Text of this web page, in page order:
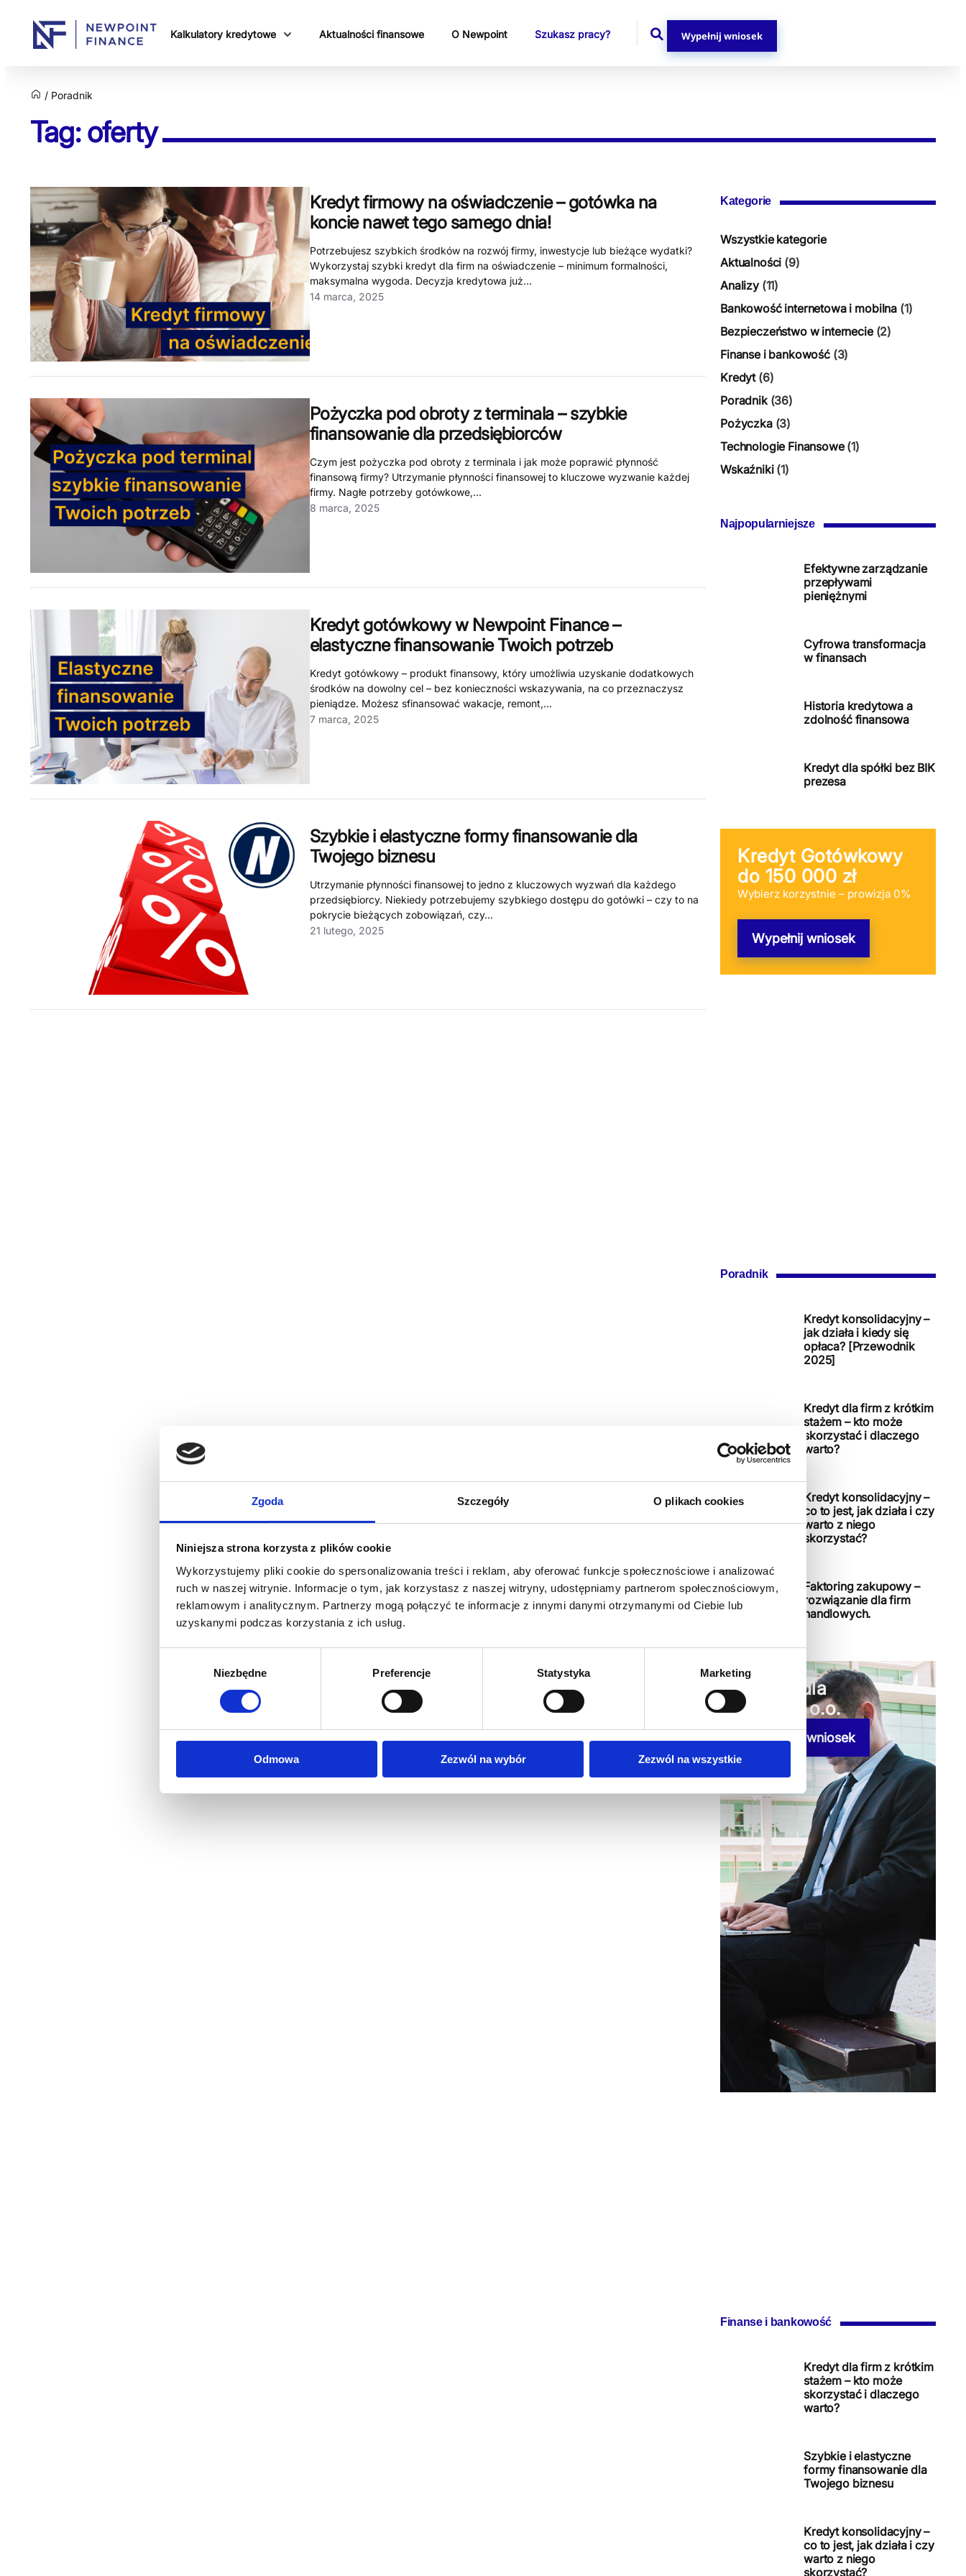
Zgoda Szczegóły O plikach cookies
Niniejsza strona korzysta z plików cookie
Wykorzystujemy pliki cookie do spersonalizowania treści i reklam, aby oferować funkcje społecznościowe i analizować
ruch w naszej witrynie. Informacje o tym, jak korzystasz z naszej witryny, udostępniamy partnerom społecznościowym,
reklamowym i analitycznym. Partnerzy mogą połączyć te informacje z innymi danymi otrzymanymi od Ciebie lub
uzyskanymi podczas korzystania z ich usług.
Niezbędne Preferencje Statystyka Marketing
Odmowa Zezwól na wybór Zezwól na wszystkie
Kalkulatory kredytowe Aktualności finansowe O Newpoint Szukasz pracy? Wypełnij wniosek
Poradnik
Tag: oferty
Kredyt firmowy na oświadczenie – gotówka na
koncie nawet tego samego dnia!
Potrzebujesz szybkich środków na rozwój firmy, inwestycje lub bieżące wydatki?
Wykorzystaj szybki kredyt dla firm na oświadczenie – minimum formalności,
maksymalna wygoda. Decyzja kredytowa już...
14 marca, 2025
Pożyczka pod obroty z terminala – szybkie
finansowanie dla przedsiębiorców
Czym jest pożyczka pod obroty z terminala i jak może poprawić płynność
finansową firmy? Utrzymanie płynności finansowej to kluczowe wyzwanie każdej
firmy. Nagłe potrzeby gotówkowe,...
8 marca, 2025
Kredyt gotówkowy w Newpoint Finance –
elastyczne finansowanie Twoich potrzeb
Kredyt gotówkowy – produkt finansowy, który umożliwia uzyskanie dodatkowych
środków na dowolny cel – bez konieczności wskazywania, na co przeznaczysz
pieniądze. Możesz sfinansować wakacje, remont,...
7 marca, 2025
Szybkie i elastyczne formy finansowanie dla
Twojego biznesu
Utrzymanie płynności finansowej to jedno z kluczowych wyzwań dla każdego
przedsiębiorcy. Niekiedy potrzebujemy szybkiego dostępu do gotówki – czy to na
pokrycie bieżących zobowiązań, czy...
21 lutego, 2025
Kategorie
Wszystkie kategorie
Aktualności (9)
Analizy(11)
Bankowość internetowa i mobilna (1)
Bezpieczeństwo w internecie(2)
Finanse i bankowość(3)
Kredyt(6)
Poradnik(36)
Pożyczka(3)
Technologie Finansowe(1)
Wskaźniki(1)
Najpopularniejsze
Efektywne zarządzanie
przepływami
pieniężnymi
Cyfrowa transformacja
w finansach
Historia kredytowa a
zdolność finansowa
Kredyt dla spółki bez BIK
prezesa
Kredyt Gotówkowy
do 150 000 zł
Wybierz korzystnie – prowizja 0%
Wypełnij wniosek
Poradnik
Kredyt konsolidacyjny –
jak działa i kiedy się
opłaca? [Przewodnik
2025]
Kredyt dla firm z krótkim
stażem – kto może
skorzystać i dlaczego
warto?
Kredyt konsolidacyjny –
co to jest, jak działa i czy
warto z niego
skorzystać?
Faktoring zakupowy –
rozwiązanie dla firm
handlowych.
Kredyt dla
spółki z o.o.
Wypełnij wniosek
Finanse i bankowość
Kredyt dla firm z krótkim
stażem – kto może
skorzystać i dlaczego
warto?
Szybkie i elastyczne
formy finansowanie dla
Twojego biznesu
Kredyt konsolidacyjny –
co to jest, jak działa i czy
warto z niego
skorzystać?